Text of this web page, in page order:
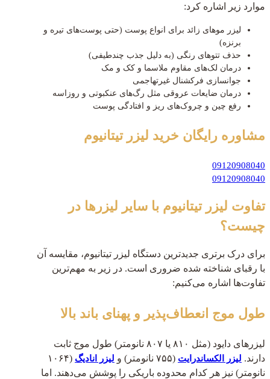
موارد زیر اشاره کرد:
لیزر موهای زائد برای انواع پوست (حتی پوست‌های تیره و
برنزه)
حذف تتوهای رنگی (به دلیل جذب چندطیفی)
درمان لک‌های مقاوم ملاسما و کک و مک
جوانسازی فرکشنال غیرتهاجمی
درمان ضایعات عروقی مثل رگ‌های عنکبوتی و روزاسه
رفع چین و چروک‌های ریز و افتادگی پوست
مشاوره رایگان خرید لیزر تیتانیوم
09120908040
09120908040
تفاوت لیزر تیتانیوم با سایر لیزرها در
چیست؟
برای درک برتری جدیدترین دستگاه لیزر تیتانیوم، مقایسه آن
با رقبای شناخته شده ضروری است. در زیر به مهم‌ترین
تفاوت‌ها اشاره می‌کنیم:
طول موج انعطاف‌پذیر و پهنای باند بالا
لیزرهای دایود (مثل ۸۱۰ یا ۸۰۷ نانومتر) طول موج ثابت
دارند. لیزر الکساندرایت (۷۵۵ نانومتر) و لیزر انادیگ
(۱۰۶۴
نانومتر) نیز هر کدام محدوده باریکی را پوشش می‌دهند. اما